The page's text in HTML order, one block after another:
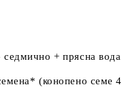
+ прясна вода
(конопено семе